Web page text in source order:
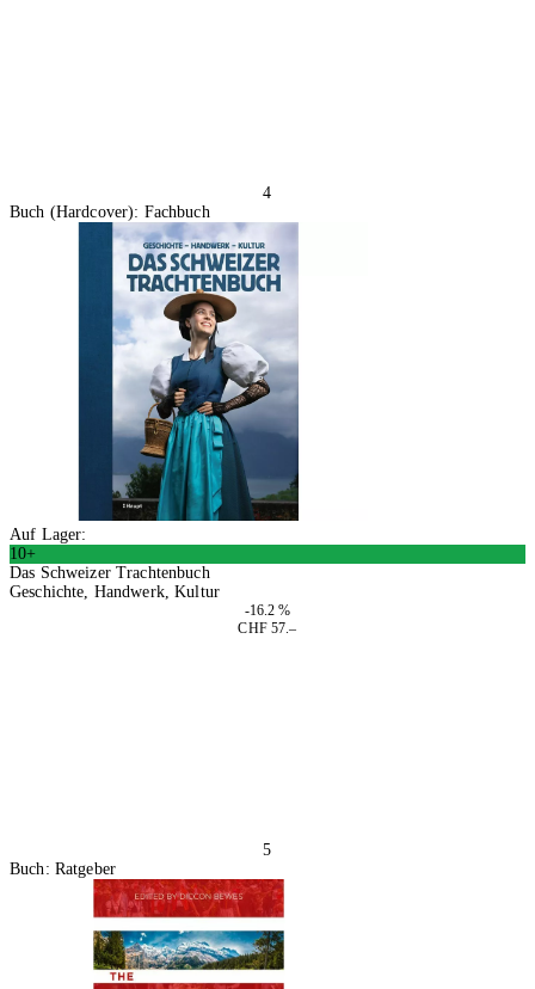
4
Buch (Hardcover): Fachbuch
Auf Lager:
10+
Das Schweizer Trachtenbuch
Geschichte, Handwerk, Kultur
-16.2 %
CHF 57.–
5
Buch: Ratgeber